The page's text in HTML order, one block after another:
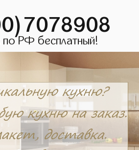
РФ бесплатный!